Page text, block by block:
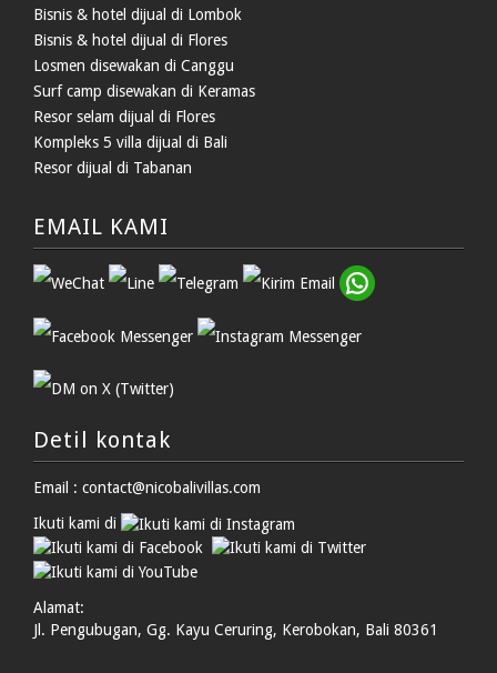
Bisnis & hotel dijual di Lombok
Bisnis & hotel dijual di Flores
Losmen disewakan di Canggu
Surf camp disewakan di Keramas
Resor selam dijual di Flores
Kompleks 5 villa dijual di Bali
Resor dijual di Tabanan
EMAIL KAMI
Detil kontak
Email : contact@nicobalivillas.com
Ikuti kami di
Alamat:
Jl. Pengubugan, Gg. Kayu Ceruring, Kerobokan, Bali 80361